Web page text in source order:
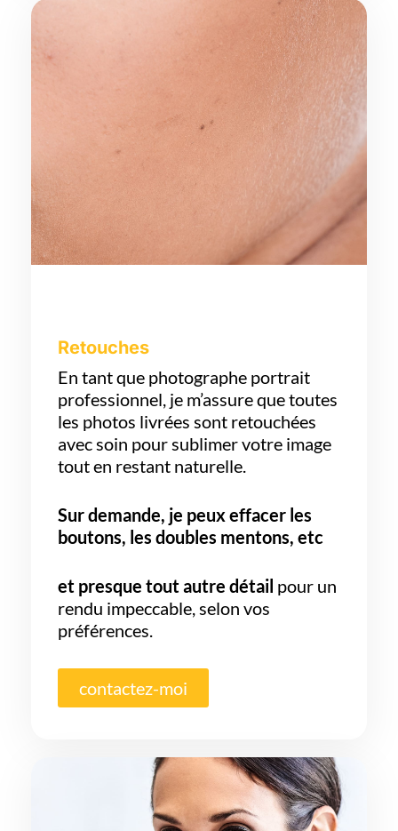
Retouches
En tant que photographe portrait
professionnel, je m’assure que toutes
les photos livrées sont retouchées
avec soin pour sublimer votre image
tout en restant naturelle.
Sur demande, je peux effacer les
boutons, les doubles mentons, etc
et presque tout autre détail pour un
rendu impeccable, selon vos
préférences.
contactez-moi